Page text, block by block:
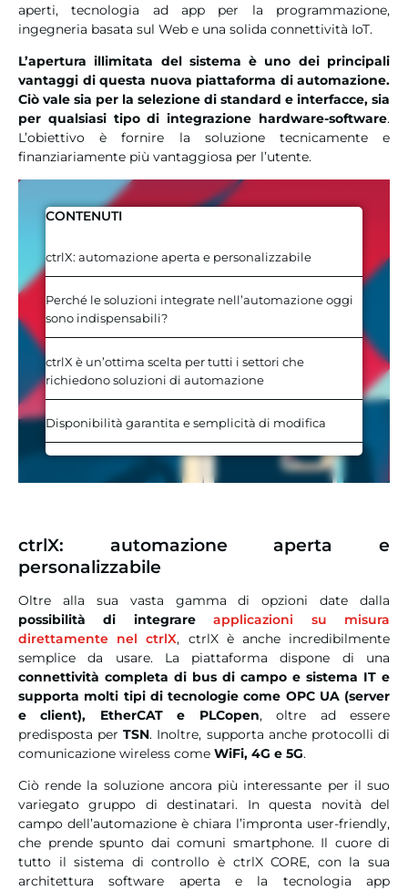
aperti, tecnologia ad app per la programmazione,
ingegneria basata sul Web e una solida connettività IoT.
L’apertura illimitata del sistema è uno dei principali
vantaggi di questa nuova piattaforma di automazione.
Ciò vale sia per la selezione di standard e interfacce, sia
per qualsiasi tipo di integrazione hardware-software.
L’obiettivo è fornire la soluzione tecnicamente e
finanziariamente più vantaggiosa per l’utente.
CONTENUTI
ctrlX: automazione aperta e personalizzabile
Perché le soluzioni integrate nell’automazione oggi
sono indispensabili?
ctrlX è un’ottima scelta per tutti i settori che
richiedono soluzioni di automazione
Disponibilità garantita e semplicità di modifica
ctrlX: automazione aperta e
personalizzabile
Oltre alla sua vasta gamma di opzioni date dalla
possibilità di integrareapplicazioni su misura
direttamente nel ctrlX, ctrlX è anche incredibilmente
semplice da usare. La piattaforma dispone di una
connettività completa di bus di campo e sistema IT e
supporta molti tipi di tecnologie come OPC UA (server
e client), EtherCAT e PLCopen, oltre ad essere
predisposta perTSN. Inoltre, supporta anche protocolli di
comunicazione wireless come WiFi, 4G e 5G.
Ciò rende la soluzione ancora più interessante per il suo
variegato gruppo di destinatari. In questa novità del
campo dell’automazione è chiara l’impronta user-friendly,
che prende spunto dai comuni smartphone. Il cuore di
tutto il sistema di controllo è ctrlX CORE, con la sua
architettura software aperta e la tecnologia app